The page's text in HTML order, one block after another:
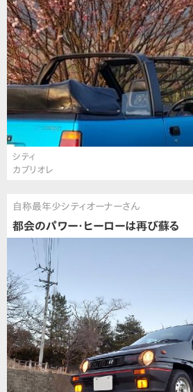
シティ
カブリオレ
自称最年少シティオーナーさん
都会のパワー・ヒーローは再び蘇る